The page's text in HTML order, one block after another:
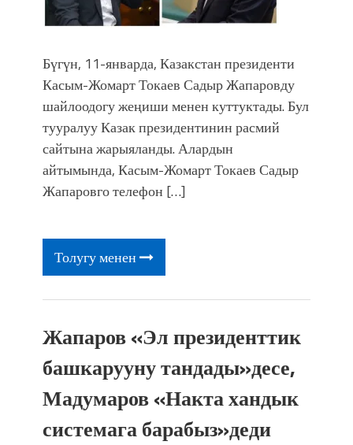
Бүгүн, 11-январда, Казакстан президенти
Касым-Жомарт Токаев Садыр Жапаровду
шайлоодогу жеңиши менен куттуктады. Бул
тууралуу Казак президентинин расмий
сайтына жарыяланды. Алардын
айтымында, Касым-Жомарт Токаев Садыр
Жапаровго телефон […]
Толугу менен
Жапаров «Эл президенттик
башкарууну тандады»десе,
Мадумаров «Накта хандык
системага барабыз»деди